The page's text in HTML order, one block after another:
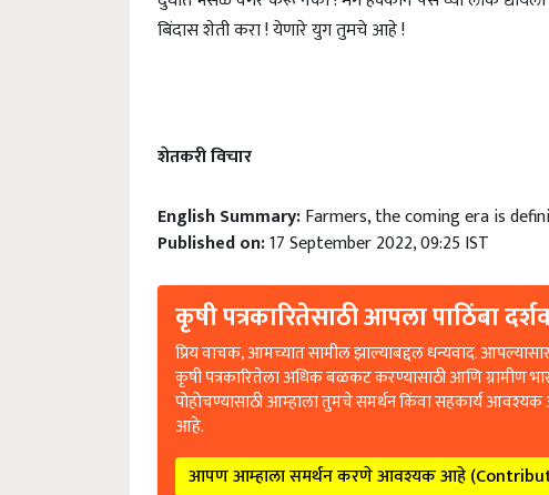
बिंदास शेती करा ! येणारे युग तुमचे आहे !
शेतकरी विचार
English Summary: Farmers, the coming era is
Published on:17 September 2022, 09:25 IST
कृषी पत्रकारितेसाठी आपला पाठिंबा
प्रिय वाचक, आमच्यात सामील झाल्याबद्दल धन्यवाद.
कृषी पत्रकारितेला अधिक बळकट करण्यासाठी आणि ग्रामीण
पोहोचण्यासाठी आम्हाला तुमचे समर्थन किंवा सहकार्य
आहे.
आपण आम्हाला समर्थन करणे आवश्यक आहे